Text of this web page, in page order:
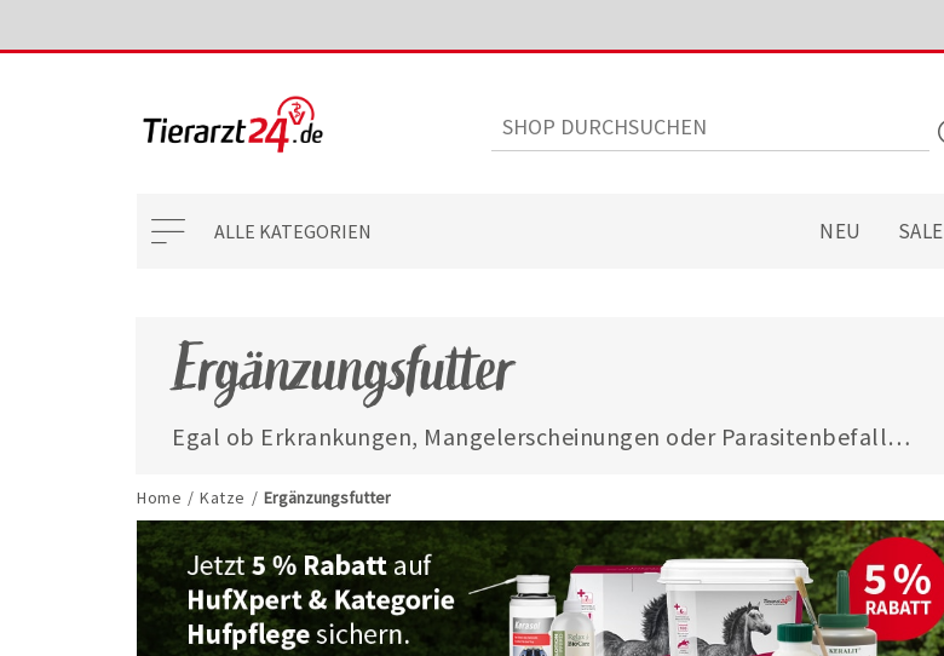
ALLE KATEGORIEN NEU SALE
Home / Katze / Ergänzungsfutter
Ergänzungsfutter
Egal ob Erkrankungen, Mangelerscheinungen oder Parasitenbefall -
jederzeit gut versorgt.